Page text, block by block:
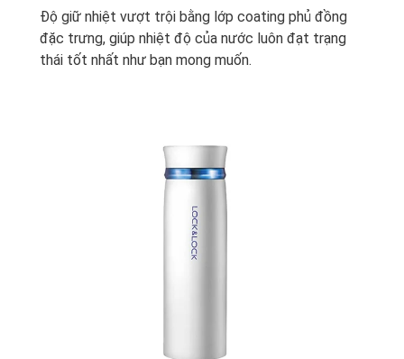
Độ giữ nhiệt vượt trội bằng lớp coating phủ đồng
đặc trưng, giúp nhiệt độ của nước luôn đạt trạng
thái tốt nhất như bạn mong muốn.